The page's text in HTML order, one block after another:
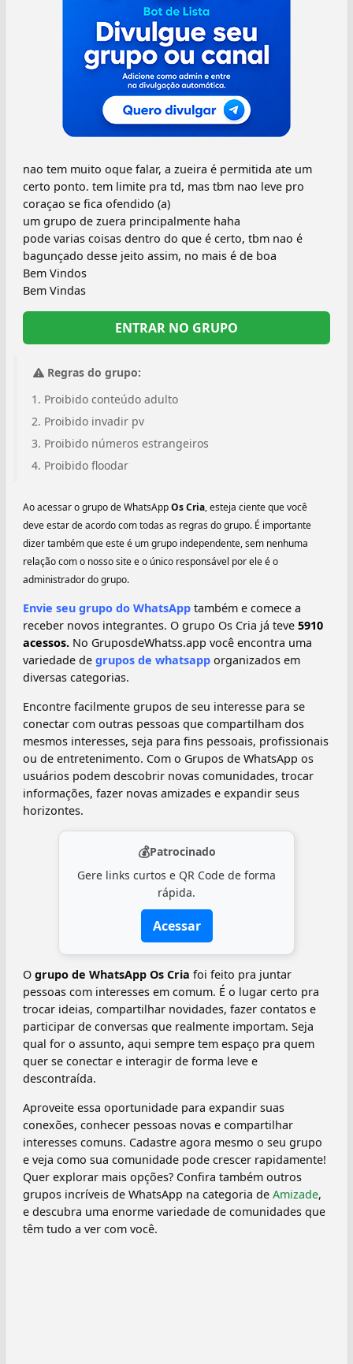
nao tem muito oque falar, a zueira é permitida ate um
certo ponto. tem limite pra td, mas tbm nao leve pro
coraçao se fica ofendido (a)
um grupo de zuera principalmente haha
pode varias coisas dentro do que é certo, tbm nao é
bagunçado desse jeito assim, no mais é de boa
Bem Vindos
Bem Vindas
ENTRAR NO GRUPO
Regras do grupo:
Proibido conteúdo adulto
Proibido invadir pv
Proibido números estrangeiros
Proibido floodar
Ao acessar o grupo de WhatsAppOs Cria, esteja ciente que você
deve estar de acordo com todas as regras do grupo. É importante
dizer também que este é um grupo independente, sem nenhuma
relação com o nosso site e o único responsável por ele é o
administrador do grupo.
Envie seu grupo do WhatsApp também e comece a
receber novos integrantes. O grupo Os Cria já teve 5910
acessos. No GruposdeWhatss.app você encontra uma
variedade de grupos de whatsapp organizados em
diversas categorias.
Encontre facilmente grupos de seu interesse para se
conectar com outras pessoas que compartilham dos
mesmos interesses, seja para fins pessoais, profissionais
ou de entretenimento. Com o Grupos de WhatsApp os
usuários podem descobrir novas comunidades, trocar
informações, fazer novas amizades e expandir seus
horizontes.
💰Patrocinado
Gere links curtos e QR Code de forma
rápida.
Acessar
O grupo de WhatsApp Os Cria foi feito pra juntar
pessoas com interesses em comum. É o lugar certo pra
trocar ideias, compartilhar novidades, fazer contatos e
participar de conversas que realmente importam. Seja
qual for o assunto, aqui sempre tem espaço pra quem
quer se conectar e interagir de forma leve e
descontraída.
Aproveite essa oportunidade para expandir suas
conexões, conhecer pessoas novas e compartilhar
interesses comuns. Cadastre agora mesmo o seu grupo
e veja como sua comunidade pode crescer rapidamente!
Quer explorar mais opções? Confira também outros
grupos incríveis de WhatsApp na categoria de Amizade,
e descubra uma enorme variedade de comunidades que
têm tudo a ver com você.